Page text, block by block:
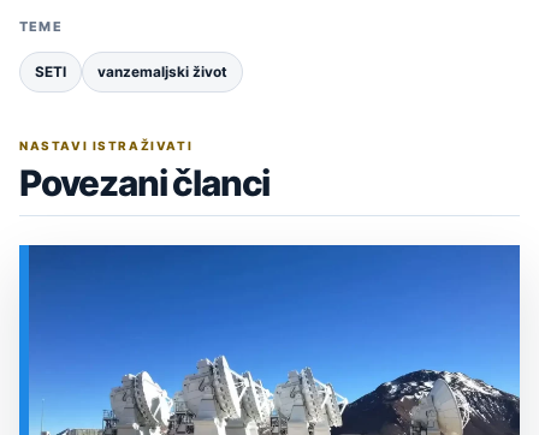
TEME
SETI vanzemaljski život
NASTAVI ISTRAŽIVATI
Povezani članci